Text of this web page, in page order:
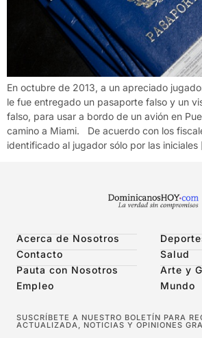
En octubre de 2013, a un apreciado
le fue entregado un pasaporte falso y un
falso, para usar a bordo de un avión en
camino a Miami. De acuerdo con los
identificado al jugador sólo por las
Acerca de Nosotros
Contacto
Pauta con Nosotros
Empleo
Salud
Arte y
Mundo
SUSCRÍBETE A NUESTRO BOLETÍN PARA
ACTUALIZADA, NOTICIAS Y OPINIONES